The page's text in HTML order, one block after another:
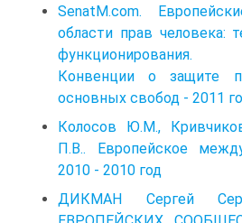
SenatM.com.
области прав человека:
Конвенции о защите
основных свобод - 2011
Колосов Ю.М.,
П.В.. Европейское
2010 - 2010 год
ДИКМАН Сергей